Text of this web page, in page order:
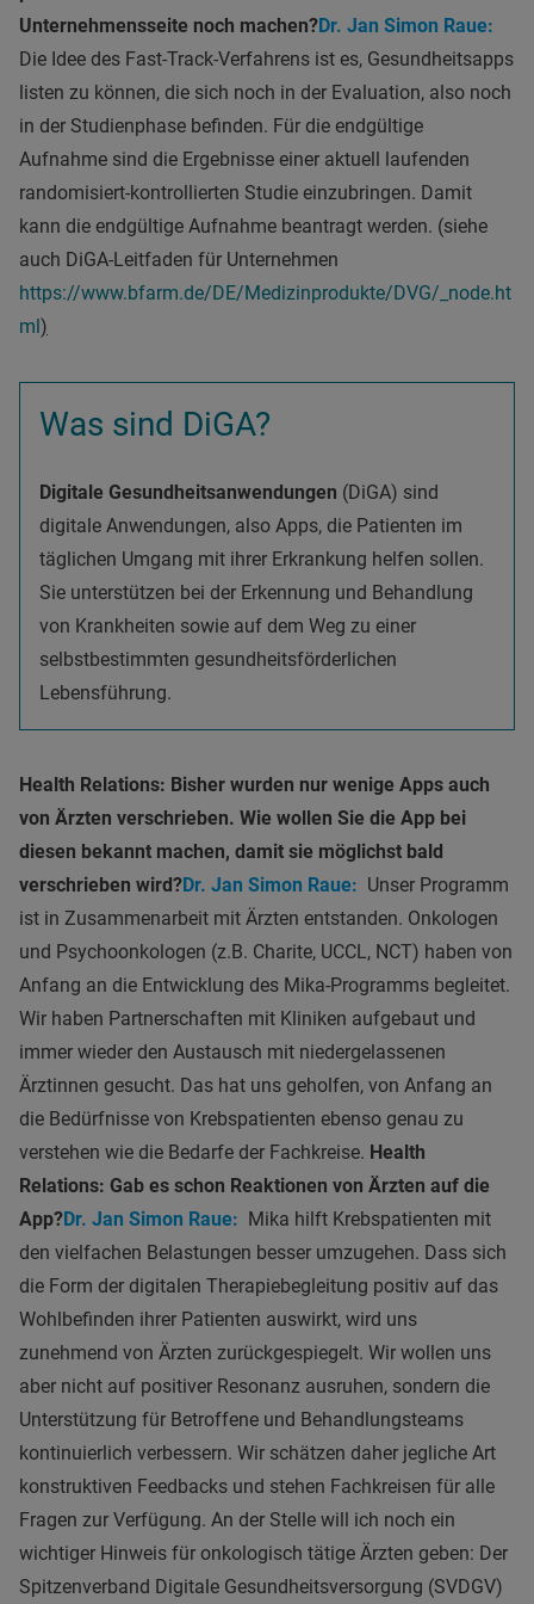
Unternehmensseite noch machen?Dr. Jan Simon Raue:
Die Idee des Fast-Track-Verfahrens ist es, Gesundheitsapps
listen zu können, die sich noch in der Evaluation, also noch
in der Studienphase befinden. Für die endgültige
Aufnahme sind die Ergebnisse einer aktuell laufenden
randomisiert-kontrollierten Studie einzubringen. Damit
kann die endgültige Aufnahme beantragt werden. (siehe
auch DiGA-Leitfaden für Unternehmen
https://www.bfarm.de/DE/Medizinprodukte/DVG/_node.ht
ml )
Was sind DiGA?
Digitale Gesundheitsanwendungen (DiGA) sind
digitale Anwendungen, also Apps, die Patienten im
täglichen Umgang mit ihrer Erkrankung helfen sollen.
Sie unterstützen bei der Erkennung und Behandlung
von Krankheiten sowie auf dem Weg zu einer
selbstbestimmten gesundheitsförderlichen
Lebensführung.
Health Relations: Bisher wurden nur wenige Apps auch
von Ärzten verschrieben. Wie wollen Sie die App bei
diesen bekannt machen, damit sie möglichst bald
verschrieben wird?Dr. Jan Simon Raue: Unser Programm
ist in Zusammenarbeit mit Ärzten entstanden. Onkologen
und Psychoonkologen (z.B. Charite, UCCL, NCT) haben von
Anfang an die Entwicklung des Mika-Programms begleitet.
Wir haben Partnerschaften mit Kliniken aufgebaut und
immer wieder den Austausch mit niedergelassenen
Ärztinnen gesucht. Das hat uns geholfen, von Anfang an
die Bedürfnisse von Krebspatienten ebenso genau zu
verstehen wie die Bedarfe der Fachkreise. Health
Relations: Gab es schon Reaktionen von Ärzten auf die
App?Dr. Jan Simon Raue: Mika hilft Krebspatienten mit
den vielfachen Belastungen besser umzugehen. Dass sich
die Form der digitalen Therapiebegleitung positiv auf das
Wohlbefinden ihrer Patienten auswirkt, wird uns
zunehmend von Ärzten zurückgespiegelt. Wir wollen uns
aber nicht auf positiver Resonanz ausruhen, sondern die
Unterstützung für Betroffene und Behandlungsteams
kontinuierlich verbessern. Wir schätzen daher jegliche Art
konstruktiven Feedbacks und stehen Fachkreisen für alle
Fragen zur Verfügung. An der Stelle will ich noch ein
wichtiger Hinweis für onkologisch tätige Ärzten geben: Der
Spitzenverband Digitale Gesundheitsversorgung (SVDGV)